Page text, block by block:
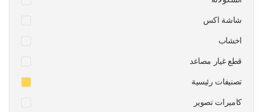
شاشة اكس
اخشاب
قطع غيار مصاعد
تصنيفات رئيسية
كاميرات تصوير